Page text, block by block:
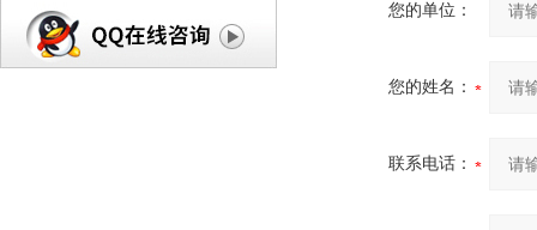
您的单位：
您的姓名：
联系电话：